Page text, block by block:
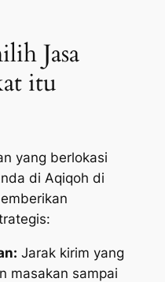
Jasa
itu
yang berlokasi
di Aqiqoh di
Jarak kirim yang
masakan sampai